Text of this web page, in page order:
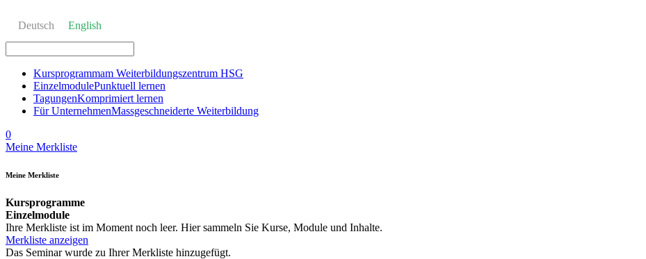
Deutsch English
Kursprogrammam Weiterbildungszentrum HSG
EinzelmodulePunktuell lernen
TagungenKomprimiert lernen
Für UnternehmenMassgeschneiderte Weiterbildung
0
Meine Merkliste
Meine Merkliste
Kursprogramme
Einzelmodule
Ihre Merkliste ist im Moment noch leer. Hier sammeln Sie Kurse, Module und Inhalte.
Merkliste anzeigen
Das Seminar wurde zu Ihrer Merkliste hinzugefügt.